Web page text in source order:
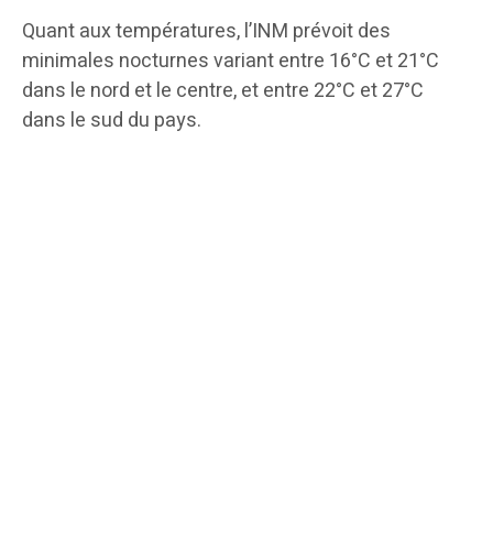
Quant aux températures, l’INM prévoit des
minimales nocturnes variant entre 16°C et 21°C
dans le nord et le centre, et entre 22°C et 27°C
dans le sud du pays.